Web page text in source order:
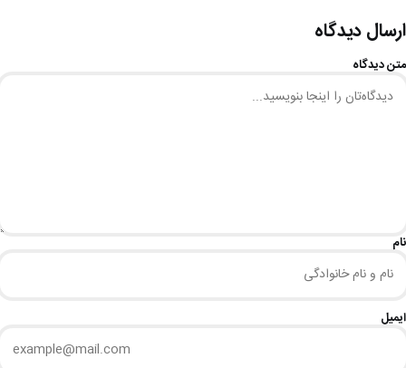
ارسال دیدگاه
متن دیدگاه
نام
ایمیل